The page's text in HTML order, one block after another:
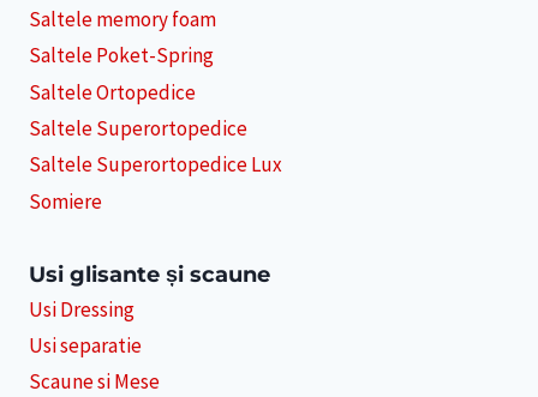
Saltele memory foam
Saltele Poket-Spring
Saltele Ortopedice
Saltele Superortopedice
Saltele Superortopedice Lux
Somiere
Usi glisante și scaune
Usi Dressing
Usi separatie
Scaune si Mese